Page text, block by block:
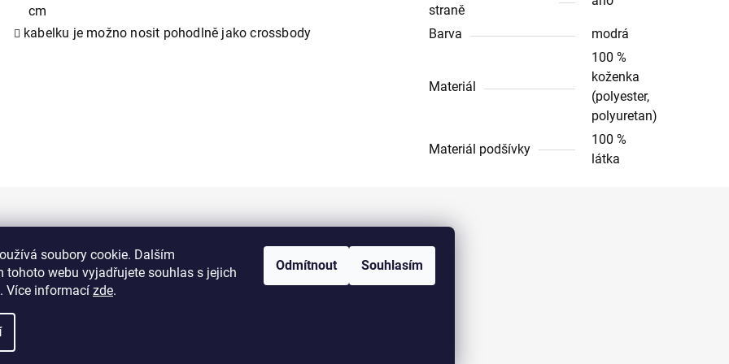
soubory cookie. Dalším
tohoto webu vyjadřujete souhlas s jejich
Více informací zde.
Odmítnout Souhlasím
cm
kabelku je možno nosit pohodlně jako crossbody
straně
Barva modrá
Materiál
100 %
koženka
(polyester,
polyuretan)
Materiál podšívky
100 %
látka
Informace pro vás
Kontakty
Facebook